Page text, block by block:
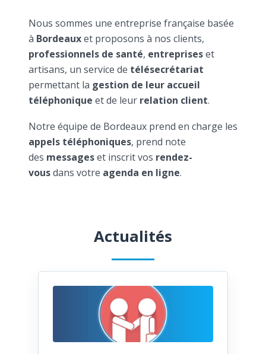
Nous sommes une entreprise française basée
à Bordeauxet proposons à nos clients,
professionnels de santé, entrepriseset
artisans, un service de télésecrétariat
permettant la gestion de leur accueil
téléphonique et de leur relation client.
Notre équipe de Bordeaux prend en charge les
appels téléphoniques, prend note
des messageset inscrit vos rendez-
vousdans votre agenda en ligne.
Actualités